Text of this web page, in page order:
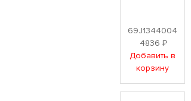
69J1344004
4836 Р
Добавить в
корзину